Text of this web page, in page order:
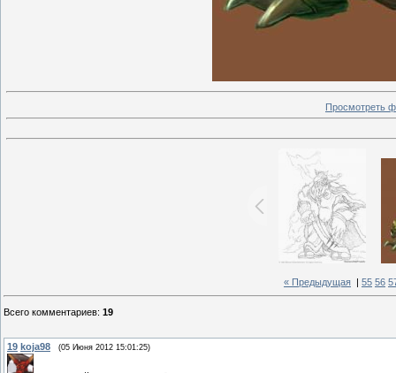
Просмотреть
« Предыдущая 55 56
Всего комментариев: 19
19 koja98 (05 Июня 2012 15:01:25)